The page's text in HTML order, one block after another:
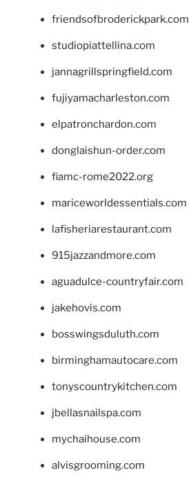
friendsofbroderickpark.com
studiopiattellina.com
jannagrillspringfield.com
fujiyamacharleston.com
elpatronchardon.com
donglaishun-order.com
fiamc-rome2022.org
mariceworldessentials.com
lafisheriarestaurant.com
915jazzandmore.com
aguadulce-countryfair.com
jakehovis.com
bosswingsduluth.com
birminghamautocare.com
tonyscountrykitchen.com
jbellasnailspa.com
mychaihouse.com
alvisgrooming.com